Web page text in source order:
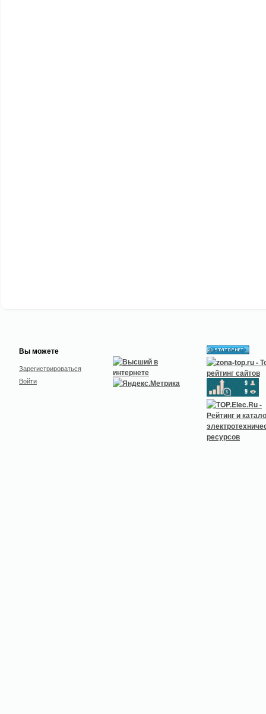
Вы можете
Зарегистрироваться
Войти